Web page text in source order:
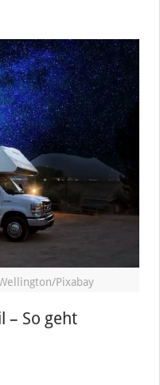
Pixabay
– So geht